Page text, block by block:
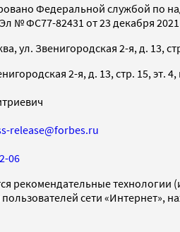
Федеральной службой по
№ ФС77-82431 от 23 декабря 2021
ул. Звенигородская 2-я, д. 13,
2-я, д. 13, стр. 15, эт. 4,
release@forbes.ru
06
рекомендательные
сети «Интернет»,